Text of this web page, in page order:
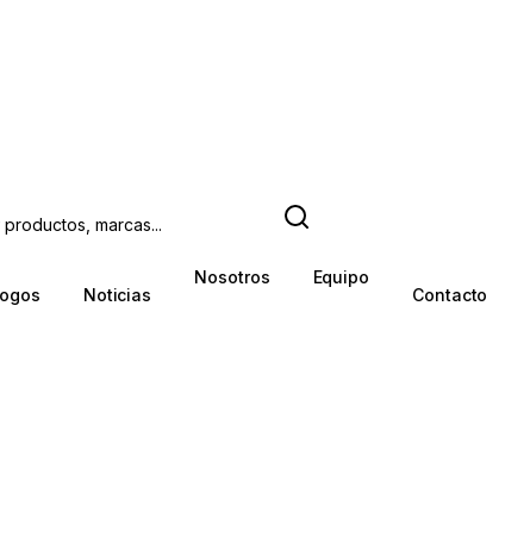
Noticias
Nosotros
Equipo
Contacto